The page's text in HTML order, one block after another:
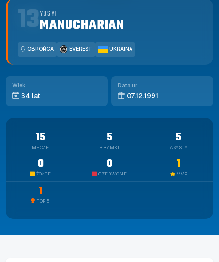
13YOSYF
MANUCHARIAN
OBROŃCA EVEREST UKRAINA
Wiek
34 lat
Data ur.
07.12.1991
15
MECZE
5
BRAMKI
5
ASYSTY
0
ŻÓŁTE
0
CZERWONE
1
MVP
1
TOP 5